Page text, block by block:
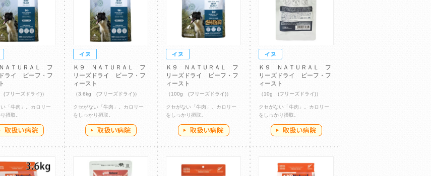
ＡＴＵＲＡＬ フ
ライ ビーフ・フ
(フリーズドライ)）
「牛肉」。カロリー
摂取。
Ｋ９ ＮＡＴＵＲＡＬ フ
リーズドライ ビーフ・フ
ィースト
（3.6kg (フリーズドライ)）
クセがない「牛肉」。カロリー
をしっかり摂取。
Ｋ９ ＮＡＴＵＲＡＬ フ
リーズドライ ビーフ・フ
ィースト
（100g (フリーズドライ)）
クセがない「牛肉」。カロリー
をしっかり摂取。
Ｋ９ ＮＡＴＵＲＡＬ フ
リーズドライ ビーフ・フ
ィースト
（10g (フリーズドライ)）
クセがない「牛肉」。カロリー
をしっかり摂取。